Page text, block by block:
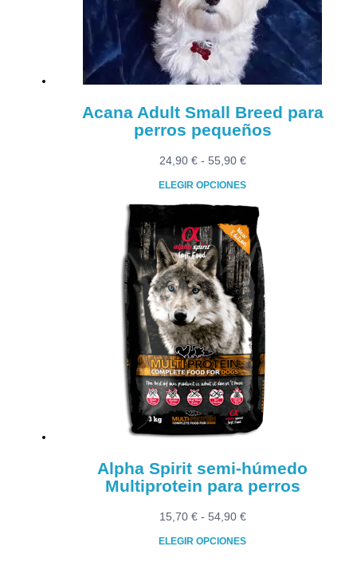
elegir
en
la
página
de
Acana Adult Small Breed para
perros pequeños
24,90 € - 55,90 €Rango
desde
24,90 €
hasta
55,90 €
ELEGIR OPCIONES
Este
producto
tiene
múltiples
variantes.
Las
opciones
se
pueden
elegir
en
la
página
de
Alpha Spirit semi-húmedo
Multiprotein para perros
15,70 € - 54,90 €Rango
ELEGIR OPCIONES